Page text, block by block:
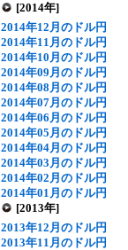
[2014年]
2014年12月のドル円
2014年11月のドル円
2014年10月のドル円
2014年09月のドル円
2014年08月のドル円
2014年07月のドル円
2014年06月のドル円
2014年05月のドル円
2014年04月のドル円
2014年03月のドル円
2014年02月のドル円
2014年01月のドル円
[2013年]
2013年12月のドル円
2013年11月のドル円